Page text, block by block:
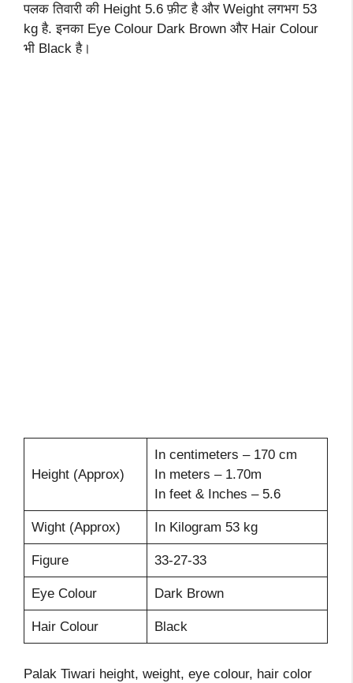
पलक तिवारी की Height 5.6 फ़ीट है और Weight लगभग 53
kg है. इनका Eye Colour Dark Brown और Hair Colour
भी Black है।
Height (Approx)
In centimeters – 170 cm
In meters – 1.70m
In feet & Inches – 5.6
Wight (Approx) In Kilogram 53 kg
Figure 33-27-33
Eye Colour Dark Brown
Hair Colour Black
Palak Tiwari height, weight, eye colour, hair color